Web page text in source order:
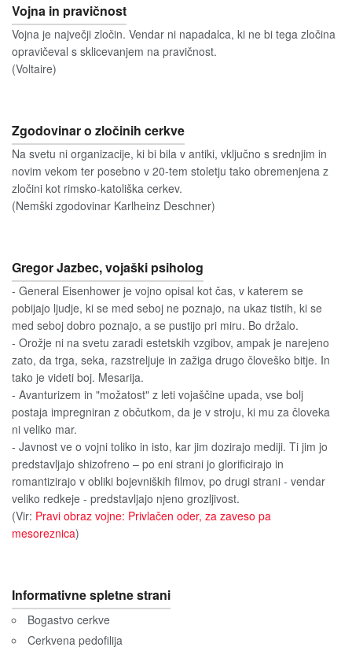
Vojna in pravičnost
Vojna je največji zločin. Vendar ni napadalca, ki ne bi tega zločina
opravičeval s sklicevanjem na pravičnost.
(Voltaire)
Zgodovinar o zločinih cerkve
Na svetu ni organizacije, ki bi bila v antiki, vključno s srednjim in
novim vekom ter posebno v 20-tem stoletju tako obremenjena z
zločini kot rimsko-katoliška cerkev.
(Nemški zgodovinar Karlheinz Deschner)
Gregor Jazbec, vojaški psiholog
- General Eisenhower je vojno opisal kot čas, v katerem se
pobijajo ljudje, ki se med seboj ne poznajo, na ukaz tistih, ki se
med seboj dobro poznajo, a se pustijo pri miru. Bo držalo.
- Orožje ni na svetu zaradi estetskih vzgibov, ampak je narejeno
zato, da trga, seka, razstreljuje in zažiga drugo človeško bitje. In
tako je videti boj. Mesarija.
- Avanturizem in "možatost" z leti vojaščine upada, vse bolj
postaja impregniran z občutkom, da je v stroju, ki mu za človeka
ni veliko mar.
- Javnost ve o vojni toliko in isto, kar jim dozirajo mediji. Ti jim jo
predstavljajo shizofreno – po eni strani jo glorificirajo in
romantizirajo v obliki bojevniških filmov, po drugi strani - vendar
veliko redkeje - predstavljajo njeno grozljivost.
(Vir: Pravi obraz vojne: Privlačen oder, za zaveso pa
mesoreznica)
Informativne spletne strani
Bogastvo cerkve
Cerkvena pedofilija